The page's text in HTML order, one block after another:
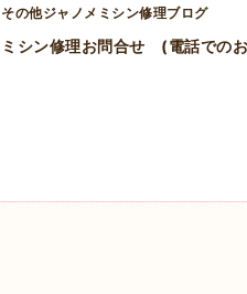
その他ジャノメミシン修理ブログ
ミシン修理お問合せ (電話での